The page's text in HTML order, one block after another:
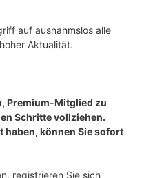
auf ausnahmslos alle
Aktualität.
Premium-Mitglied zu
Schritte vollziehen.
haben, können Sie sofort
registrieren Sie sich